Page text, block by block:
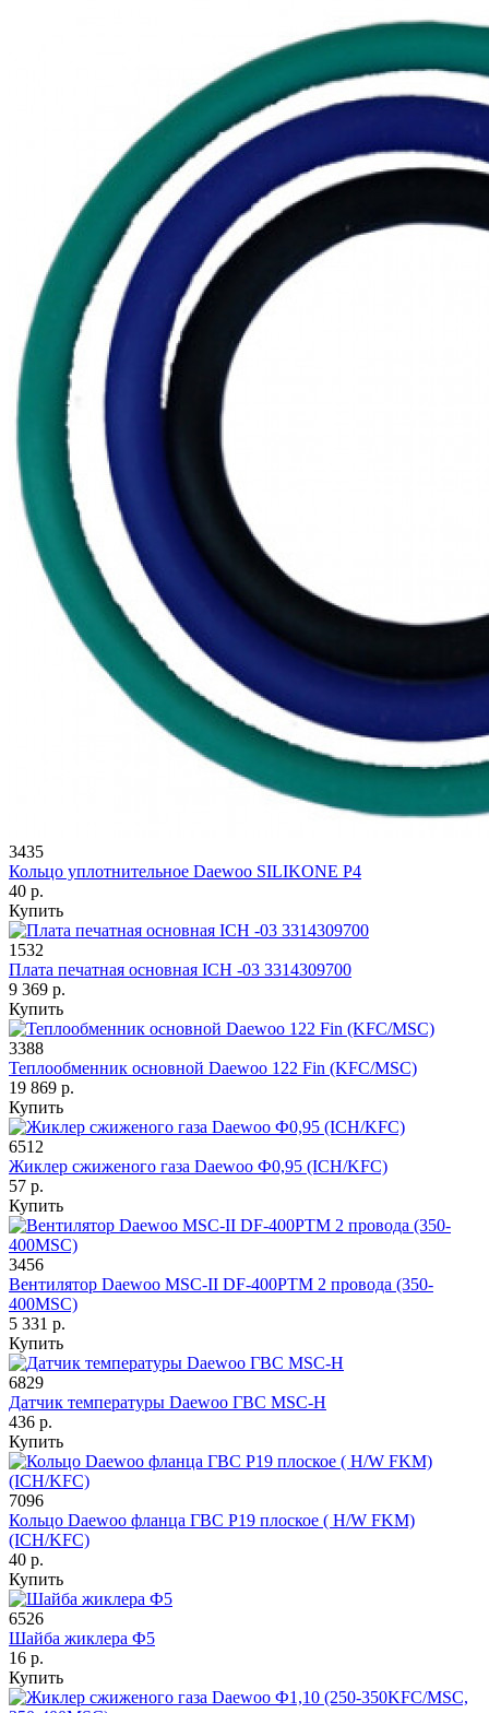
3435
Кольцо уплотнительное Daewoo SILIKONE P4
40 р.
Купить
1532
Плата печатная основная ICH -03 3314309700
9 369 р.
Купить
3388
Теплообменник основной Daewoo 122 Fin (KFC/MSC)
19 869 р.
Купить
6512
Жиклер сжиженого газа Daewoo Ф0,95 (ICH/KFC)
57 р.
Купить
3456
Вентилятор Daewoo MSC-II DF-400PTM 2 провода (350-
400MSC)
5 331 р.
Купить
6829
Датчик температуры Daewoo ГВС MSC-H
436 р.
Купить
7096
Кольцо Daewoo фланца ГВС P19 плоское ( H/W FKM)
(ICH/KFC)
40 р.
Купить
6526
Шайба жиклера Ф5
16 р.
Купить